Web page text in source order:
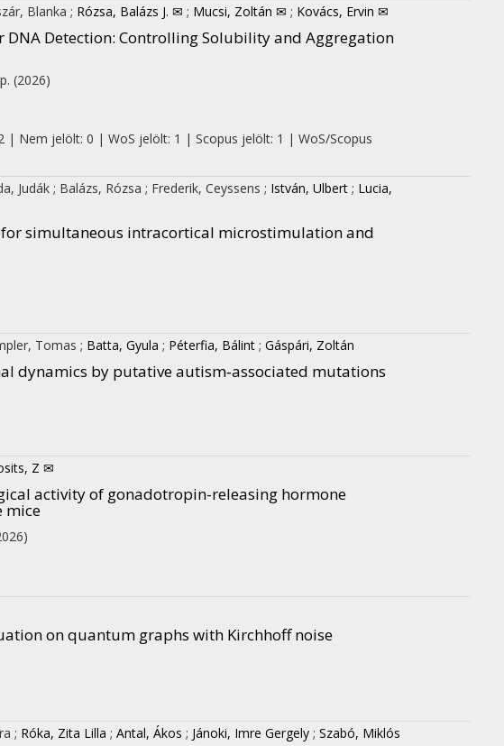
Blanka ; Rózsa, Balázs J. ✉ ; Mucsi, Zoltán ✉ ; Kovács, Ervin ✉
DNA Detection: Controlling Solubility and Aggregation
(2026)
| Nem jelölt: 0 | WoS jelölt: 1 | Scopus jelölt: 1 | WoS/Scopus
Judák ; Balázs, Rózsa ; Frederik, Ceyssens ; István, Ulbert ; Lucia,
simultaneous intracortical microstimulation and
Tomas ; Batta, Gyula ; Péterfia, Bálint ; Gáspári, Zoltán
dynamics by putative autism‐associated mutations
Z ✉
activity of gonadotropin-releasing hormone
mice
on quantum graphs with Kirchhoff noise
; Róka, Zita Lilla ; Antal, Ákos ; Jánoki, Imre Gergely ; Szabó, Miklós